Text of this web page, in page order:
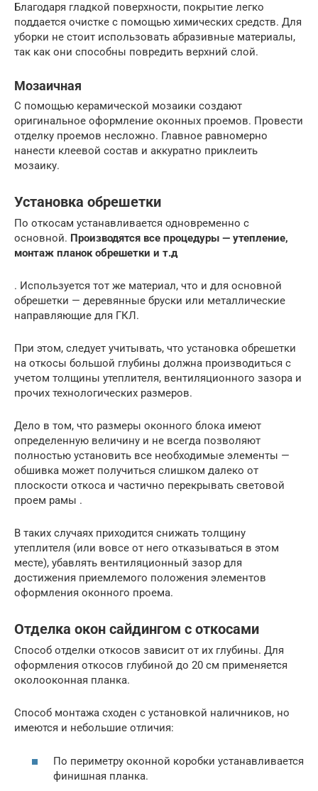
Благодаря гладкой поверхности, покрытие легко
поддается очистке с помощью химических средств. Для
уборки не стоит использовать абразивные материалы,
так как они способны повредить верхний слой.
Мозаичная
С помощью керамической мозаики создают
оригинальное оформление оконных проемов. Провести
отделку проемов несложно. Главное равномерно
нанести клеевой состав и аккуратно приклеить
мозаику.
Установка обрешетки
По откосам устанавливается одновременно с
основной. Производятся все процедуры — утепление,
монтаж планок обрешетки и т.д
. Используется тот же материал, что и для основной
обрешетки — деревянные бруски или металлические
направляющие для ГКЛ.
При этом, следует учитывать, что установка обрешетки
на откосы большой глубины должна производиться с
учетом толщины утеплителя, вентиляционного зазора и
прочих технологических размеров.
Дело в том, что размеры оконного блока имеют
определенную величину и не всегда позволяют
полностью установить все необходимые элементы —
обшивка может получиться слишком далеко от
плоскости откоса и частично перекрывать световой
проем рамы .
В таких случаях приходится снижать толщину
утеплителя (или вовсе от него отказываться в этом
месте), убавлять вентиляционный зазор для
достижения приемлемого положения элементов
оформления оконного проема.
Отделка окон сайдингом с откосами
Способ отделки откосов зависит от их глубины. Для
оформления откосов глубиной до 20 см применяется
околооконная планка.
Способ монтажа сходен с установкой наличников, но
имеются и небольшие отличия:
По периметру оконной коробки устанавливается
финишная планка.